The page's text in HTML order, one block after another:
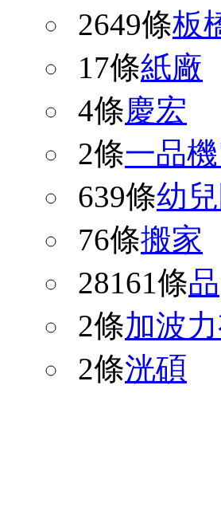
2649條板
17條紙廠
4條慶宏
2條一品
639條幼
76條搬家
28161條品
2條加波
2條洸碩